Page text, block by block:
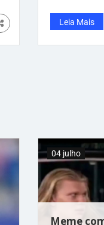
– Fotos:
gigante. A
doação de
seguidora.
Leia Mais
Meme
04 julho